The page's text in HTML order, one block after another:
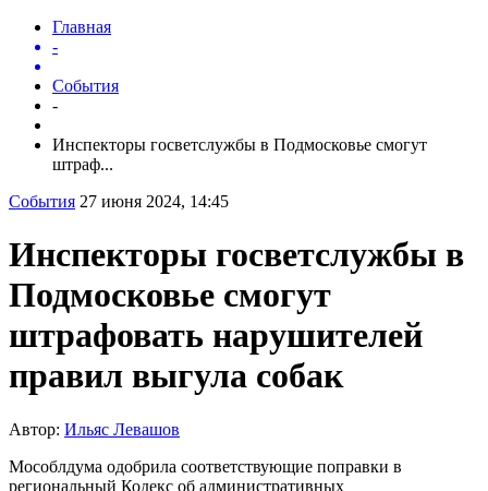
Главная
-
События
-
Инспекторы госветслужбы в Подмосковье смогут
штраф...
События 27 июня 2024, 14:45
Инспекторы госветслужбы в
Подмосковье смогут
штрафовать нарушителей
правил выгула собак
Автор: Ильяс Левашов
Мособлдума одобрила соответствующие поправки в
региональный Кодекс об административных